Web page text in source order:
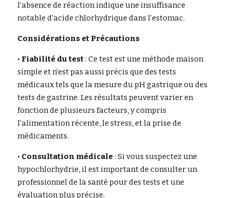
l’absence de réaction indique une insuffisance
notable d’acide chlorhydrique dans l’estomac.
Considérations et Précautions
• Fiabilité du test : Ce test est une méthode maison
simple et n’est pas aussi précis que des tests
médicaux tels que la mesure du pH gastrique ou des
tests de gastrine. Les résultats peuvent varier en
fonction de plusieurs facteurs, y compris
l’alimentation récente, le stress, et la prise de
médicaments.
• Consultation médicale : Si vous suspectez une
hypochlorhydrie, il est important de consulter un
professionnel de la santé pour des tests et une
évaluation plus précise.